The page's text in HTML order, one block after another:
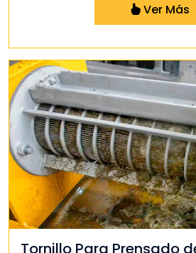
Ver Más
Tornillo Para Prensado